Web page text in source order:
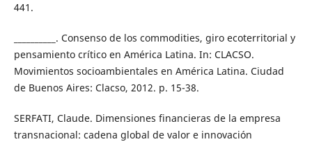
441.
__________. Consenso de los commodities, giro ecoterritorial y
pensamiento crítico en América Latina. In: CLACSO.
Movimientos socioambientales en América Latina. Ciudad
de Buenos Aires: Clacso, 2012. p. 15-38.
SERFATI, Claude. Dimensiones financieras de la empresa
transnacional: cadena global de valor e innovación